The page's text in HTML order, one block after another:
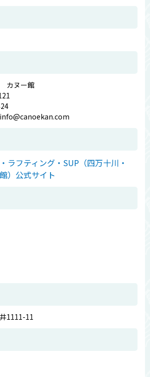
カヌー館
ラフティング・SUP（四万十川・
）公式サイト
1111-11